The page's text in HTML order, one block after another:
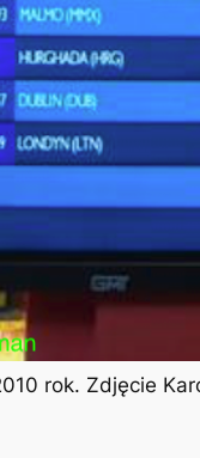
rok. Zdjęcie